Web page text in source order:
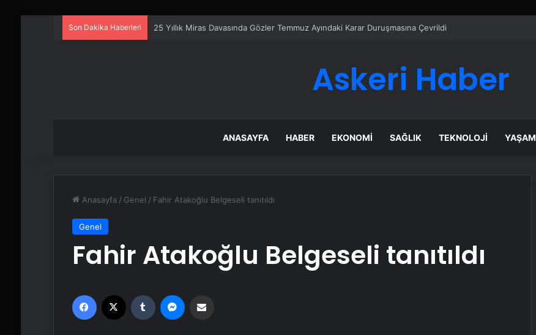
Son Dakika Haberleri 25 Yıllık Miras Davasında Gözler Temmuz Ayındaki Karar Duruşmasına Çevrildi
Askeri Haber
ANASAYFA HABER EKONOMI SAĞLIK TEKNOLOJI YAŞAM
Anasayfa / Genel / Fahir Atakoğlu Belgeseli tanıtıldı
Genel
Fahir Atakoğlu Belgeseli tanıtıldı
Facebook Tumblr